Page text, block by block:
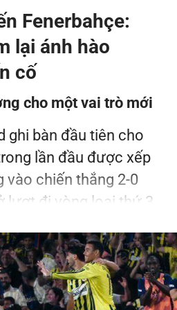
Fenerbahçe:
lại ánh hào
cố
cho một vai trò mới
ghi bàn đầu tiên cho
lần đầu được xếp
vào chiến thắng 2-0
lượt đi vòng loại thứ 3
Anderson Talisca mở
khi Greenwood nhân
cuối hiệp 1 bằng cú dứt
phối hợp đá phạt góc